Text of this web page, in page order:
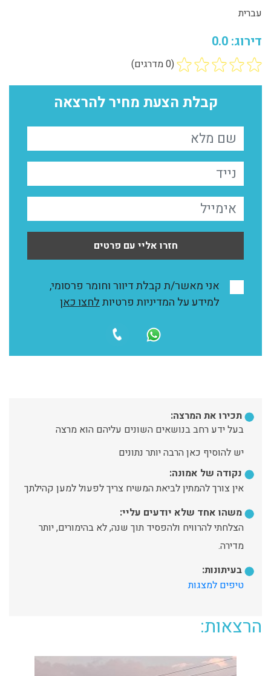
עברית
דירוג: 0.0
(0 מדרגים)
קבלת הצעת מחיר להרצאה
חזרו אליי עם פרטים
אני מאשר/ת קבלת דיוור וחומר פרסומי,
למידע על המדיניות פרטיותלחצו כאן
תכירו את המרצה:
בעל ידע רחב בנושאים השונים עליהם הוא מרצה
יש להוסיף כאן הרבה יותר נתונים
נקודה של אמונה:
אין צורך להמתין לביאת המשיח צריך לפעול למען קהילתך
משהו אחד שלא יודעים עליי:
הצלחתי להרוויח ולהפסיד תוך שנה, לא בהימורים, יותר
מדירה.
בעיתונות:
טיפים למצגות
הרצאות: